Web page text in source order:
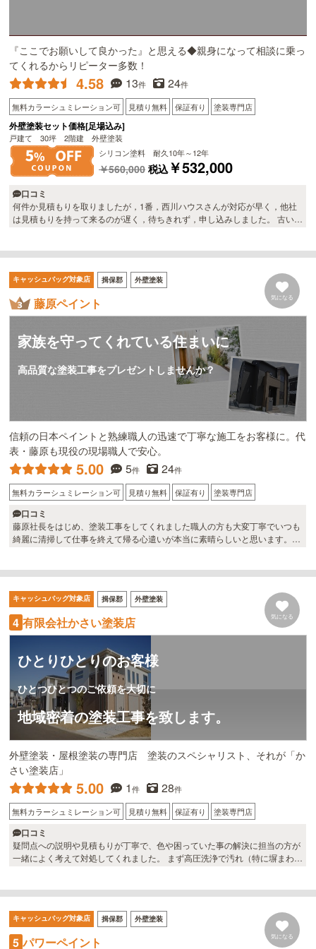
『ここでお願いして良かった』と思える◆親身になって相談に乗っ
てくれるからリピーター多数！
4.58 13件 24件
無料カラーシュミレーション可 見積り無料 保証有り 塗装専門店
外壁塗装セット価格[足場込み]
戸建て 30坪 2階建 外壁塗装
シリコン塗料 耐久10年～12年
￥560,000 税込￥532,000
口コミ
何件か見積もりを取りましたが，1番，西川ハウスさんが対応が早く，他社
は見積もりを持って来るのが遅く，待ちきれず，申し込みしました。 古いエ
んの，田舎の方言がとても癒されました。 ありがとうございます。
キャッシュバッグ対象店 揖保郡 外壁塗装
藤原ペイント 気になる
家族を守ってくれている住まいに
高品質な塗装工事をプレゼントしませんか？
信頼の日本ペイントと熟練職人の迅速で丁寧な施工をお客様に。代
表・藤原も現役の現場職人で安心。
5.00 5件 24件
無料カラーシュミレーション可 見積り無料 保証有り 塗装専門店
口コミ
藤原社長をはじめ、塗装工事をしてくれました職人の方も大変丁寧でいつも
綺麗に清掃して仕事を終えて帰る心遣いが本当に素晴らしいと思います。た
かな変更や不安要素を丁寧で分かりやすい説明。施工中にも関わらず不安要
素だった事を1つ１つ手を止め教えてくださり、本当に感謝でいっぱいで
す。 ありがとう御座いました！
キャッシュバッグ対象店 揖保郡 外壁塗装
4 有限会社かさい塗装店 気になる
ひとりひとりのお客様
ひとつひとつのご依頼を大切に
地域密着の塗装工事を致します。
外壁塗装・屋根塗装の専門店 塗装のスペシャリスト、それが「か
さい塗装店」
5.00 1件 28件
無料カラーシュミレーション可 見積り無料 保証有り 塗装専門店
口コミ
疑問点への説明や見積もりが丁寧で、色や困っていた事の解決に担当の方が
一緒によく考えて対処してくれました。 まず高圧洗浄で汚れ（特に塀まわ
来るペンキ屋さんです。
キャッシュバッグ対象店 揖保郡 外壁塗装
5 パワーペイント 気になる